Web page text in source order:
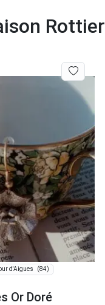
Rottier
d'Aigues (84)
Or Doré